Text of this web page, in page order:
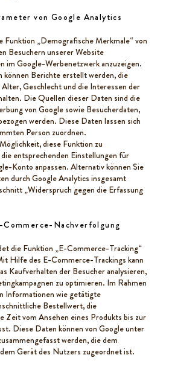
von Google Analytics
Funktion „Demografische Merkmale“ von
Besuchern unserer Website
im Google-Werbenetzwerk anzuzeigen.
Berichte erstellt werden, die
Geschlecht und die Interessen der
Die Quellen dieser Daten sind die
von Google sowie Besucherdaten,
werden. Diese Daten lassen sich
Person zuordnen.
diese Funktion zu
entsprechenden Einstellungen für
Konto anpassen. Alternativ können Sie
durch Google Analytics insgesamt
„Widerspruch gegen die Erfassung
Nachverfolgung
die Funktion „E-Commerce-Tracking“
Hilfe des E-Commerce-Trackings kann
Kaufverhalten der Besucher analysieren,
zu optimieren. Im Rahmen
Informationen wie getätigte
Bestellwert, die
Zeit vom Ansehen eines Produkts bis zur
Diese Daten können von Google unter
werden, die dem
Gerät des Nutzers zugeordnet ist.